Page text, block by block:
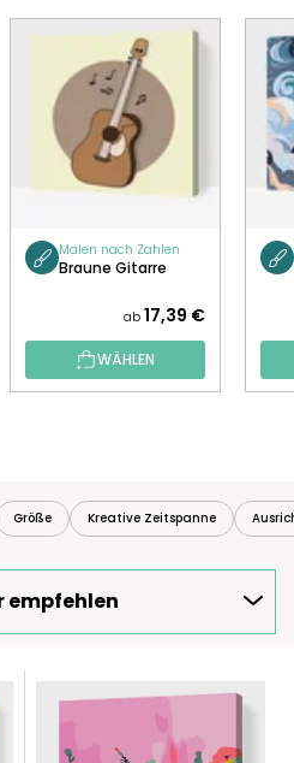
Malen nach Zahlen
Braune Gitarre
ab 17,39 €
WÄHLEN
Größe Kreative Zeitspanne
empfehlen